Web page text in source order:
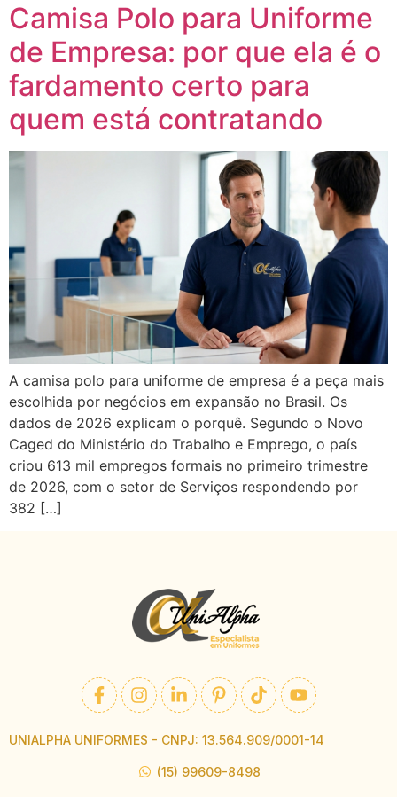
Camisa Polo para Uniforme
de Empresa: por que ela é o
fardamento certo para
quem está contratando
A camisa polo para uniforme de empresa é a peça mais
escolhida por negócios em expansão no Brasil. Os
dados de 2026 explicam o porquê. Segundo o Novo
Caged do Ministério do Trabalho e Emprego, o país
criou 613 mil empregos formais no primeiro trimestre
de 2026, com o setor de Serviços respondendo por
382 […]
UNIALPHA UNIFORMES - CNPJ: 13.564.909/0001-14
(15) 99609-8498